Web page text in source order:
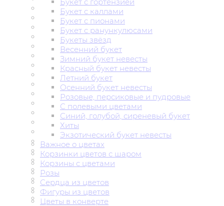
Букет с каллами
Букет с пионами
Букет с ранункулюсами
Букеты звёзд
Весенний букет
Зимний букет невесты
Красный букет невесты
Летний букет
Осенний букет невесты
Розовые, персиковые и пудровые
С полевыми цветами
Синий, голубой, сиреневый букет
Хиты
Экзотический букет невесты
Важное о цветах
Корзинки цветов с шаром
Корзины с цветами
Розы
Сердца из цветов
Фигуры из цветов
Цветы в конверте